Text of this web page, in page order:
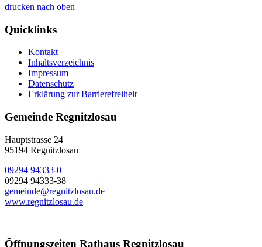
drucken nach oben
Quicklinks
Kontakt
Inhaltsverzeichnis
Impressum
Datenschutz
Erklärung zur Barrierefreiheit
Gemeinde Regnitzlosau
Hauptstrasse 24
95194 Regnitzlosau
09294 94333-0
09294 94333-38
gemeinde@regnitzlosau.de
www.regnitzlosau.de
Öffnungszeiten Rathaus Regnitzlosau